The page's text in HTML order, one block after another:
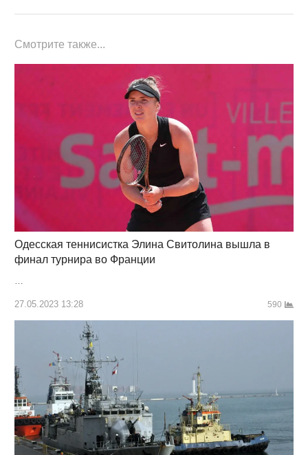
Смотрите также...
Одесская теннисистка Элина Свитолина вышла в
финал турнира во Франции
…
27.05.2023 13:28 590